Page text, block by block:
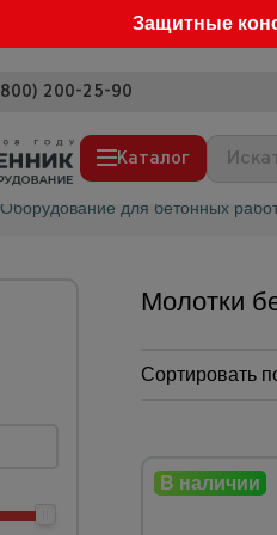
Защитные
200-25-90
Каталог
тенты, брезенты
подъемники
строительный
Оборудование для бетонных
Молотки
Сортировать